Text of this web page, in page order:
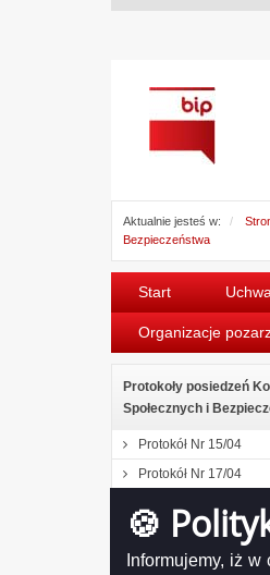
🍪
Informujemy, iż
Aktualnie jesteś w:
Bezpieczeństwa
Start
Organizacje
Protokoły posiedzeń
Społecznych i
Protokół Nr 15/04
Protokół Nr 17/04
Protokół Nr 19/04
Protokół Nr 20/04